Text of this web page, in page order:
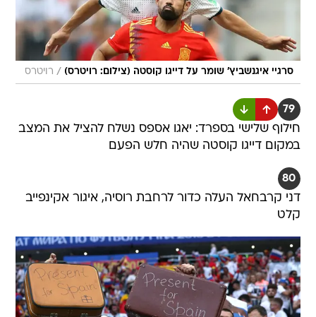
סרגיי איגנשביץ' שומר על דייגו קוסטה (צילום: רויטרס) / רויטרס
79
חילוף שלישי בספרד: יאגו אספס נשלח להציל את המצב
במקום דייגו קוסטה שהיה חלש הפעם
80
דני קרבחאל העלה כדור לרחבת רוסיה, איגור אקינפייב
קלט